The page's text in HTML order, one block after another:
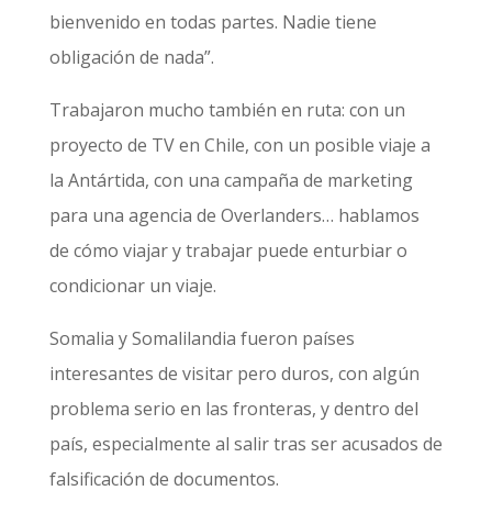
bienvenido en todas partes. Nadie tiene
obligación de nada”.
Trabajaron mucho también en ruta: con un
proyecto de TV en Chile, con un posible viaje a
la Antártida, con una campaña de marketing
para una agencia de Overlanders… hablamos
de cómo viajar y trabajar puede enturbiar o
condicionar un viaje.
Somalia y Somalilandia fueron países
interesantes de visitar pero duros, con algún
problema serio en las fronteras, y dentro del
país, especialmente al salir tras ser acusados de
falsificación de documentos.